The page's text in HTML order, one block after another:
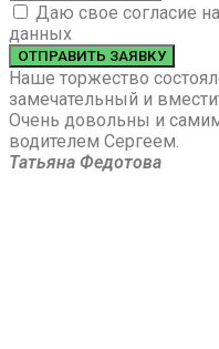
Даю свое согласие
данных
ОТПРАВИТЬ ЗАЯВКУ
Наше торжество
замечательный и
Очень довольны и
водителем Сергеем.
Татьяна Федотова